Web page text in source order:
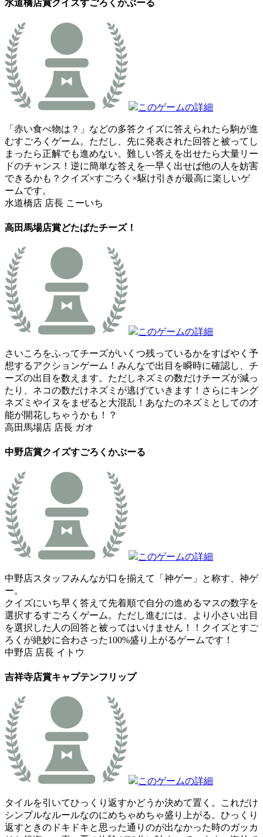
水道橋店賞クイズすごろくかぶーる
このゲームの詳細
「赤い食べ物は？」などの多答クイズに答えられたら駒が進
むすごろくゲーム。ただし、先に発表された回答と被ってし
まったら正解でも進めない。難しい答えを出せたら大量リー
ドのチャンス！逆に簡単な答えを一早く出せば他の人を妨害
できるかも？クイズ×すごろく×駆け引きが最高に楽しいゲ
ームです。
水道橋店 店長 こーいち
高田馬場店賞どたばたチーズ！
このゲームの詳細
さいころをふってチーズがいくつ残っているかをすばやく予
想するアクションゲーム！みんなで出目を瞬時に確認し、チ
ーズの出目を数えます。ただしネズミの数だけチーズが減っ
たり、ネコの数だけネズミが逃げていきます！さらにキング
ネズミやイヌをまぜると大混乱！あなたのネズミとしての才
能が開花しちゃうかも！？
高田馬場店 店長 ガオ
中野店賞クイズすごろくかぶーる
このゲームの詳細
中野店スタッフみんなが口を揃えて「神ゲー」と称す、神ゲ
ー。
クイズにいち早く答えて先着順で自分の進めるマスの数字を
選択するすごろくゲーム。ただし進むには、より小さい出目
を選択した人の回答と被ってはいけません！！クイズとすご
ろくが絶妙に合わさった100%盛り上がるゲームです！
中野店 店長 イトウ
吉祥寺店賞キャプテンフリップ
このゲームの詳細
タイルを引いてひっくり返すかどうか決めて置く。これだけ
シンプルなルールなのにめちゃめちゃ盛り上がる。ひっくり
返すときのドキドキと思った通りのが出なかった時のガッカ